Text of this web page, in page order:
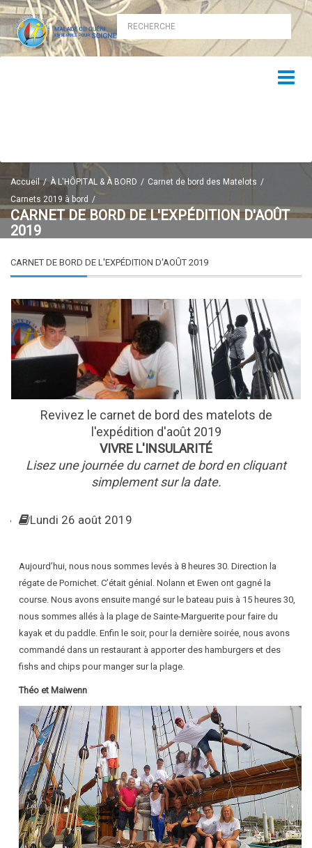
Accueil À L'HÔPITAL & À BORD
Carnet de bord des Matelots
Carnets 2019 à bord
CARNET DE BORD DE L'EXPÉDITION D'AOÛT
2019
CARNET DE BORD DE L'EXPÉDITION D'AOÛT 2019
Revivez le carnet de bord des matelots de
l'expédition d'août 2019
VIVRE L'INSULARITÉ
Lisez une journée du carnet de bord en cliquant
simplement sur la date.
Lundi 26 août 2019
Aujourd’hui, nous nous sommes levés à 8 heures 30. Direction la
régate de Pornichet. C’était génial. Nolann et Ewen ont gagné la
course. Nous avons ensuite mangé sur le bateau puis à 15 heures 30,
nous sommes allés à la plage de Sainte-Marguerite pour faire du
kayak et du paddle. Enfin le soir, pour la dernière soirée, nous avons
commandé dans un restaurant à apporter des hamburgers et des
fishs and chips pour manger sur la plage.
Théo et Maiwenn